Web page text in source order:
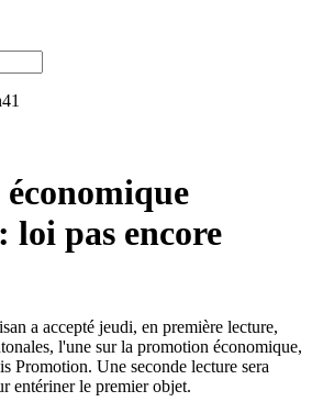
loi pas encore
a accepté jeudi, en première lecture,
l'une sur la promotion économique,
Promotion. Une seconde lecture sera
entériner le premier objet.